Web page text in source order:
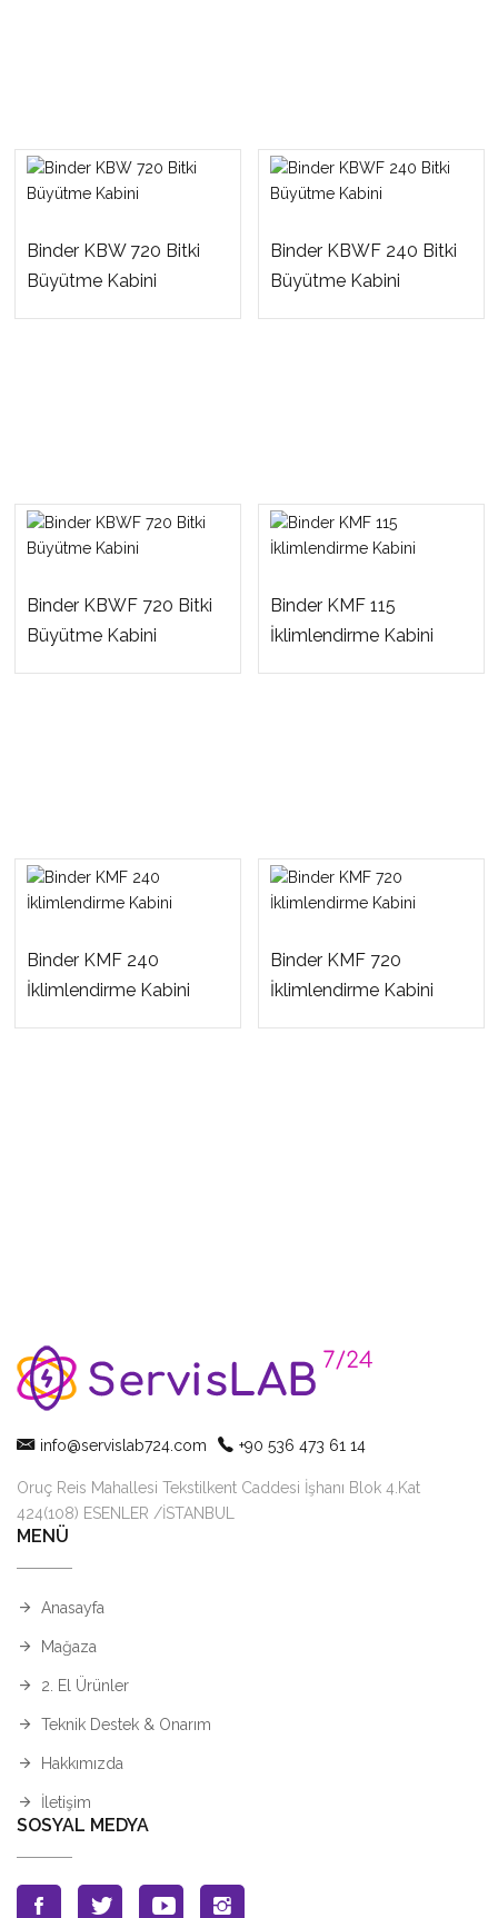
Binder KBW 720 Bitki
Büyütme Kabini
Binder KBWF 240 Bitki
Büyütme Kabini
Binder KBWF 720 Bitki
Büyütme Kabini
Binder KMF 115
İklimlendirme Kabini
Binder KMF 240
İklimlendirme Kabini
Binder KMF 720
İklimlendirme Kabini
info@servislab724.com +90 536 473 61 14
Oruç Reis Mahallesi Tekstilkent Caddesi İşhanı Blok 4.Kat
424(108) ESENLER /İSTANBUL
MENÜ
Anasayfa
Mağaza
2. El Ürünler
Teknik Destek & Onarım
Hakkımızda
İletişim
SOSYAL MEDYA